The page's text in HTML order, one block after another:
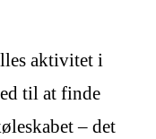
aktivitet i
til at finde
– det